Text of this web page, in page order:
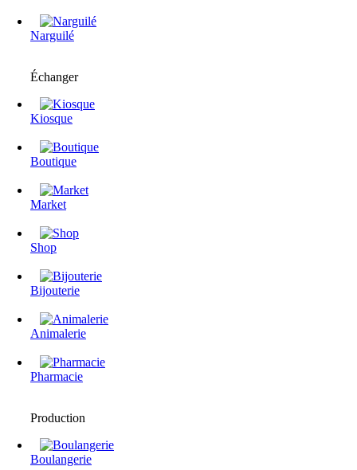
Narguilé
Échanger
Kiosque
Boutique
Market
Shop
Bijouterie
Animalerie
Pharmacie
Production
Boulangerie